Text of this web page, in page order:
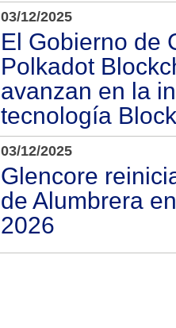
03/12/2025
El Gobierno de
Polkadot
avanzan en la
tecnología
03/12/2025
Glencore
de Alumbrera
2026